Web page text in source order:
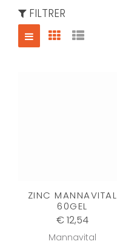
FILTRER
ZINC MANNAVITAL
60GEL
€ 12,54
Mannavital